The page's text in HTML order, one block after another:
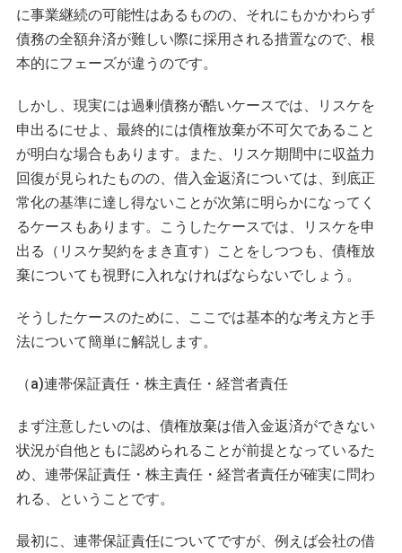
に事業継続の可能性はあるものの、それにもかかわらず
債務の全額弁済が難しい際に採用される措置なので、根
本的にフェーズが違うのです。
しかし、現実には過剰債務が酷いケースでは、リスケを
申出るにせよ、最終的には債権放棄が不可欠であること
が明白な場合もあります。また、リスケ期間中に収益力
回復が見られたものの、借入金返済については、到底正
常化の基準に達し得ないことが次第に明らかになってく
るケースもあります。こうしたケースでは、リスケを申
出る（リスケ契約をまき直す）ことをしつつも、債権放
棄についても視野に入れなければならないでしょう。
そうしたケースのために、ここでは基本的な考え方と手
法について簡単に解説します。
（a)連帯保証責任・株主責任・経営者責任
まず注意したいのは、債権放棄は借入金返済ができない
状況が自他ともに認められることが前提となっているた
め、連帯保証責任・株主責任・経営者責任が確実に問わ
れる、ということです。
最初に、連帯保証責任についてですが、例えば会社の借